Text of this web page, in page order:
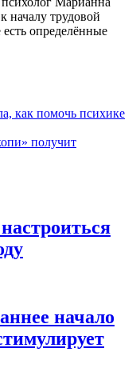
началу трудовой
есть определённые
как помочь психике
получит
начало